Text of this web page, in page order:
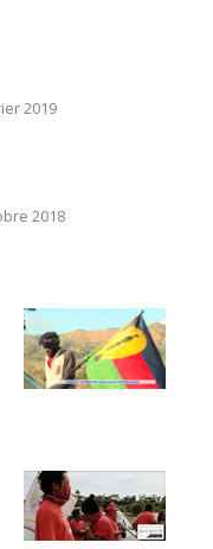
2019
2018